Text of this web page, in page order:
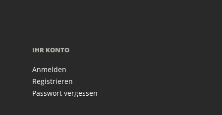
IHR KONTO
Anmelden
Registrieren
Passwort vergessen